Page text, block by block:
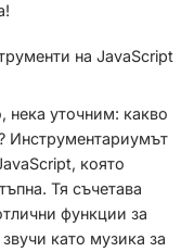
на JavaScript
нека уточним: какво
Инструментариумът
която
Тя съчетава
функции за
като музика за